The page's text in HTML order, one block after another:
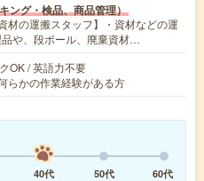
ング・検品、商品管理）
材の運搬スタッフ】・資材などの運
や、段ボール、廃棄資材…
OK / 英語力不要
らかの作業経験がある方
40代 50代
60代